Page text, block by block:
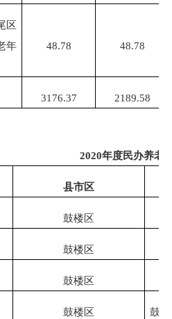
区
年
48.78 48.78
3176.37 2189.58
2020年度民办养老
县市区
鼓楼区
鼓楼区
鼓楼区
鼓楼区 鼓